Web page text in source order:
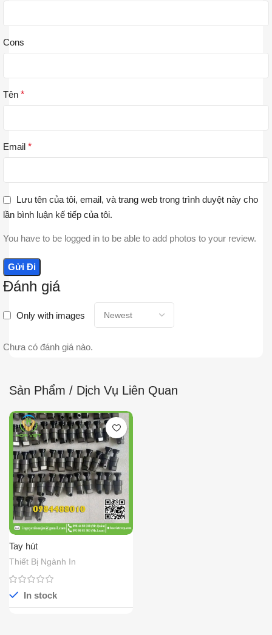
Đánh giá
Only with images
Chưa có đánh giá nào.
Cons
Tên *
Email *
Lưu tên của tôi, email, và trang web trong trình duyệt này cho
lần bình luận kế tiếp của tôi.
You have to be logged in to be able to add photos to your review.
Sản Phẩm / Dịch Vụ Liên Quan
Tay hút
Thiết Bị Ngành In
In stock